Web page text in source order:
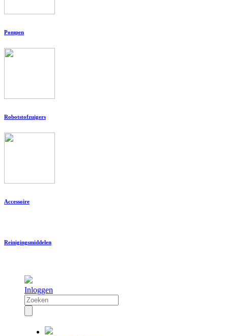
Pompen
Robotstofzuigers
Accessoire
Reinigingsmiddelen
Inloggen